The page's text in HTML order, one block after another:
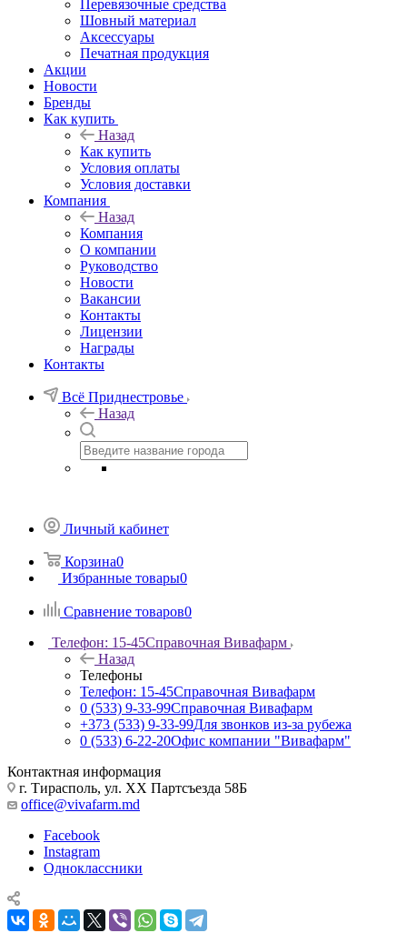
Перевязочные средства
Шовный материал
Аксессуары
Печатная продукция
Акции
Новости
Бренды
Как купить
Назад
Как купить
Условия оплаты
Условия доставки
Компания
Назад
Компания
О компании
Руководство
Новости
Вакансии
Контакты
Лицензии
Награды
Контакты
Всё Приднестровье
Назад
Личный кабинет
Корзина0
Избранные товары0
Сравнение товаров0
Телефон: 15-45Справочная Вивафарм
Назад
Телефоны
Телефон: 15-45Справочная Вивафарм
0 (533) 9-33-99Справочная Вивафарм
+373 (533) 9-33-99Для звонков из-за рубежа
0 (533) 6-22-20Офис компании "Вивафарм"
Контактная информация
г. Тирасполь, ул. ХХ Партсъезда 58Б
office@vivafarm.md
Facebook
Instagram
Одноклассники